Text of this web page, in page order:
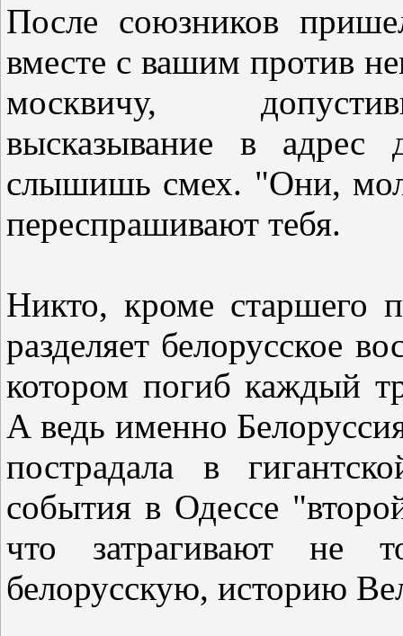
После союзников
вместе с вашим против
москвичу,
высказывание в адрес
слышишь смех. "Они,
переспрашивают тебя.
Никто, кроме старшего
разделяет белорусское
котором погиб каждый
А ведь именно
пострадала в
события в Одессе
что затрагивают
белорусскую, историю